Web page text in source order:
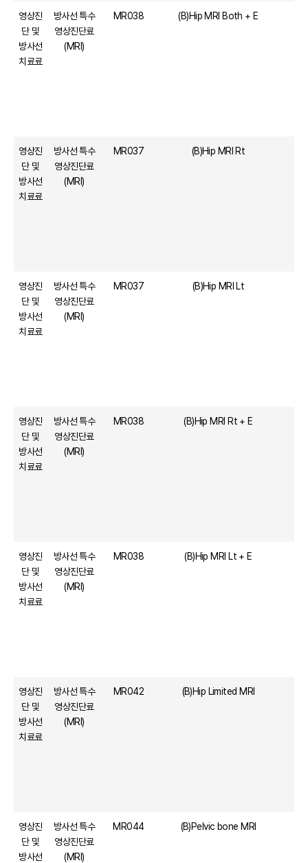
영상진
단 및
방사선
치료료
방사선 특수
영상진단료
(MRI)
MR038 (B)Hip MRI Both + E
영상진
단 및
방사선
치료료
방사선 특수
영상진단료
(MRI)
MR037 (B)Hip MRI Rt
영상진
단 및
방사선
치료료
방사선 특수
영상진단료
(MRI)
MR037 (B)Hip MRI Lt
영상진
단 및
방사선
치료료
방사선 특수
영상진단료
(MRI)
MR038 (B)Hip MRI Rt + E
영상진
단 및
방사선
치료료
방사선 특수
영상진단료
(MRI)
MR038 (B)Hip MRI Lt + E
영상진
단 및
방사선
치료료
방사선 특수
영상진단료
(MRI)
MR042 (B)Hip Limited MRI
영상진
단 및
방사선
방사선 특수
영상진단료
(MRI)
MR044 (B)Pelvic bone MRI